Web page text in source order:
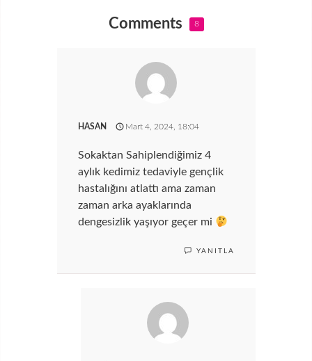
Comments 8
HASAN Mart 4, 2024, 18:04
Sokaktan Sahiplendiğimiz 4
aylık kedimiz tedaviyle gençlik
hastalığını atlattı ama zaman
zaman arka ayaklarında
dengesizlik yaşıyor geçer mi
YANITLA